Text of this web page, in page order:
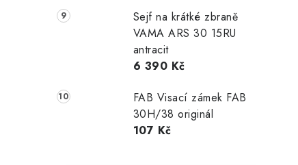
Sejf na krátké zbraně
VAMA ARS 30 15RU
antracit
6 390 Kč
FAB Visací zámek FAB
30H/38 originál
107 Kč